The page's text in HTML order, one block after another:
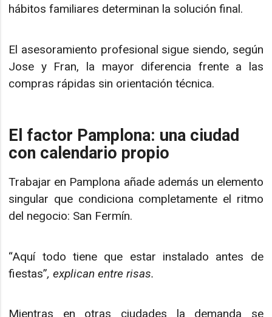
hábitos familiares determinan la solución final.
El asesoramiento profesional sigue siendo, según
Jose y Fran, la mayor diferencia frente a las
compras rápidas sin orientación técnica.
El factor Pamplona: una ciudad
con calendario propio
Trabajar en Pamplona añade además un elemento
singular que condiciona completamente el ritmo
del negocio: San Fermín.
“Aquí todo tiene que estar instalado antes de
fiestas”, explican entre risas.
Mientras en otras ciudades la demanda se